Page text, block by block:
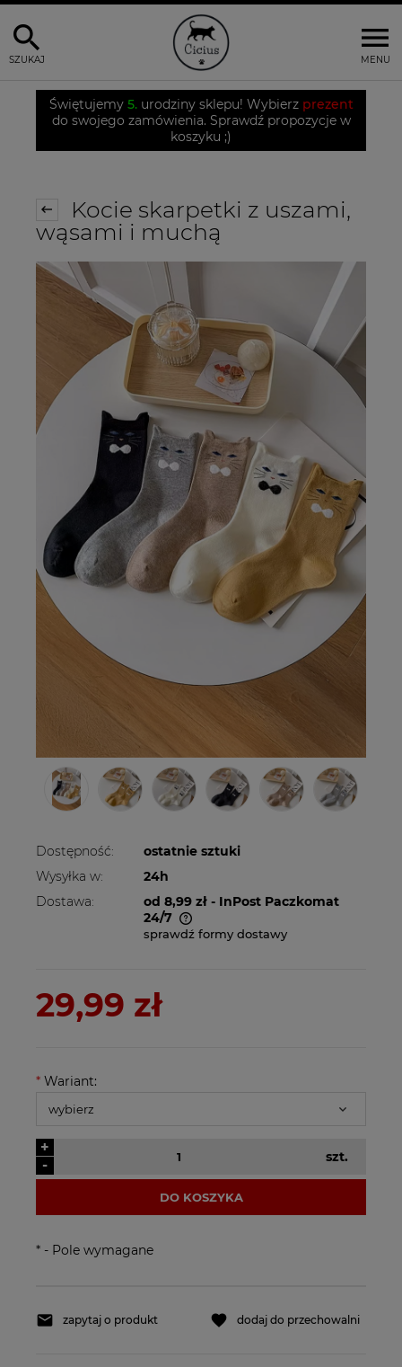
MENU
SZUKAJ
Świętujemy 5.urodziny sklepu! Wybierz prezent
do swojego zamówienia. Sprawdź propozycje w
koszyku ;)
Kocie skarpetki z uszami,
wąsami i muchą
Dostępność:
ostatnie sztuki
Wysyłka w:
24h
Dostawa:
od 8,99 zł - InPost Paczkomat
24/7
Cena nie zawiera ewentualnych kosztów
sprawdź formy dostawy
29,99 zł
* Wariant:
-
+
szt.
DO KOSZYKA
* - Pole wymagane
zapytaj o produkt dodaj do przechowalni